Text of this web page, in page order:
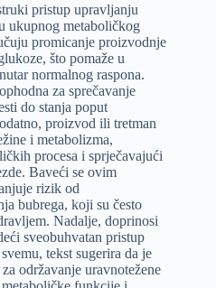
pristup upravljanju
ukupnog metaboličkog
promicanje proizvodnje
što pomaže u
normalnog raspona.
za sprečavanje
do stanja poput
proizvod ili tretman
i metabolizma,
procesa i sprječavajući
Baveći se ovim
rizik od
bubrega, koji su često
Nadalje, doprinosi
sveobuhvatan pristup
tekst sugerira da je
održavanje uravnotežene